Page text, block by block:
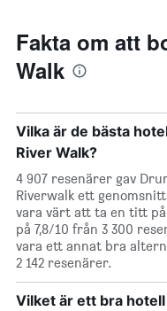
Fakta om att
Walk
Vilka är de bästa
River Walk?
4 907 resenärer gav
Riverwalk ett
vara värt att ta en titt
på 7,8/10 från 3 300
vara ett annat bra
2 142 resenärer.
Vilket är ett bra